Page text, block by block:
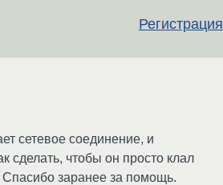
Регистрация
сетевое соединение, и
сделать, чтобы он просто клал
Спасибо заранее за помощь.